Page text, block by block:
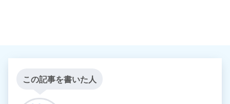
この記事を書いた人